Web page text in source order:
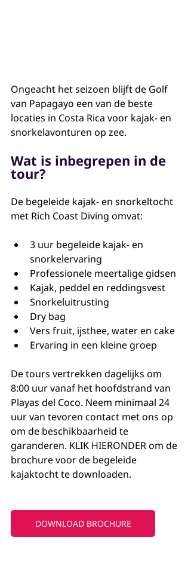
Ongeacht het seizoen blijft de Golf
van Papagayo een van de beste
locaties in Costa Rica voor kajak- en
snorkelavonturen op zee.
Wat is inbegrepen in de
tour?
De begeleide kajak- en snorkeltocht
met Rich Coast Diving omvat:
3 uur begeleide kajak- en
snorkelervaring
Professionele meertalige gidsen
Kajak, peddel en reddingsvest
Snorkeluitrusting
Dry bag
Vers fruit, ijsthee, water en cake
Ervaring in een kleine groep
De tours vertrekken dagelijks om
8:00 uur vanaf het hoofdstrand van
Playas del Coco. Neem minimaal 24
uur van tevoren contact met ons op
om de beschikbaarheid te
garanderen. KLIK HIERONDER om de
brochure voor de begeleide
kajaktocht te downloaden.
DOWNLOAD BROCHURE